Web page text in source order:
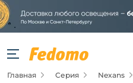
Фильтры
Цена
от
Главная Серия Nexans